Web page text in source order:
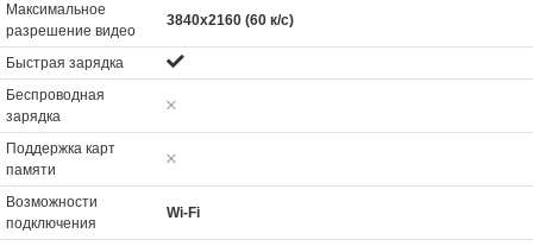
Максимальное
разрешение видео
3840x2160 (60 к/с)
Быстрая зарядка
Беспроводная
зарядка
Поддержка карт
памяти
Возможности
подключения
Wi-Fi